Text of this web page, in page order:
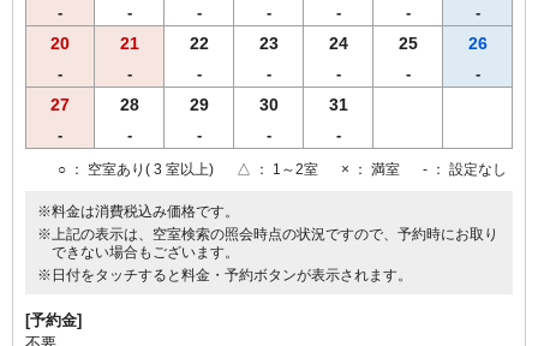
- - - - - - -
20
-
21
-
22
-
23
-
24
-
25
-
26
-
27
-
28
-
29
-
30
-
31
-
○ ： 空室あり( 3 室以上) △ ： 1～2室 × ： 満室 - ： 設定なし
※料金は消費税込み価格です。
※上記の表示は、空室検索の照会時点の状況ですので、予約時にお取り
できない場合もございます。
※日付をタッチすると料金・予約ボタンが表示されます。
[予約金]